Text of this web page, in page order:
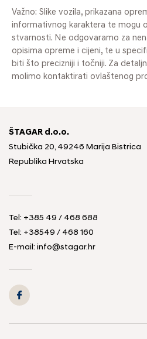
Važno: Slike vozila, prikazana
informativnog karaktera te mogu
stvarnosti. Ne odgovaramo za
opisima opreme i cijeni, te u
biti što precizniji i točniji. Za
molimo kontaktirati ovlaštenog
ŠTAGAR d.o.o.
Stubička 20, 49246 Marija Bistrica
Republika Hrvatska
Tel: +385 49 / 468 688
Tel: +38549 / 468 160
E-mail: info@stagar.hr